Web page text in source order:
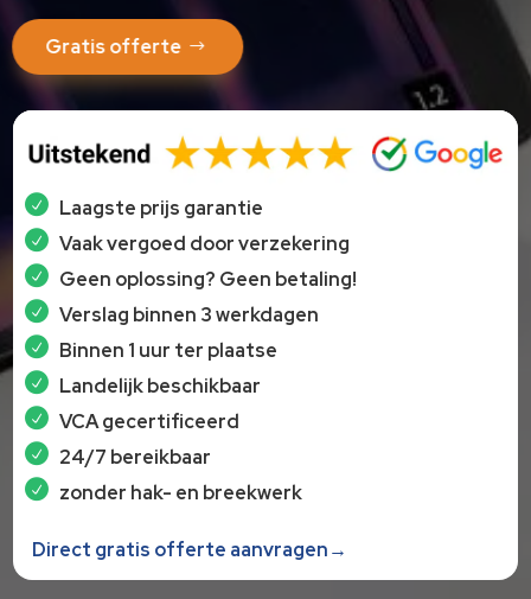
Gratis offerte
Laagste prijs garantie
Vaak vergoed door verzekering
Geen oplossing? Geen betaling!
Verslag binnen 3 werkdagen
Binnen 1 uur ter plaatse
Landelijk beschikbaar
VCA gecertificeerd
24/7 bereikbaar
zonder hak- en breekwerk
Direct gratis offerte aanvragen→